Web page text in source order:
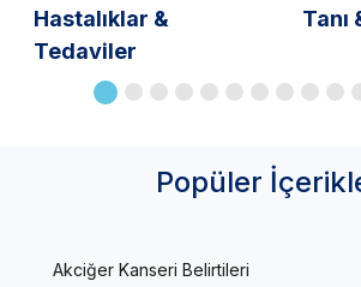
Hastalıklar &
Tedaviler
Tanı
Popüler
Akciğer Kanseri Belirtileri